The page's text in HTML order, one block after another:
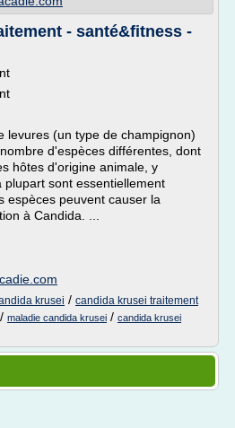
- santé&fitness -
levures (un type de champignon)
d'espèces différentes, dont
hôtes d'origine animale, y
sont essentiellement
espèces peuvent causer la
à Candida. ...
krusei / candida krusei traitement
/ maladie candida krusei / candida krusei